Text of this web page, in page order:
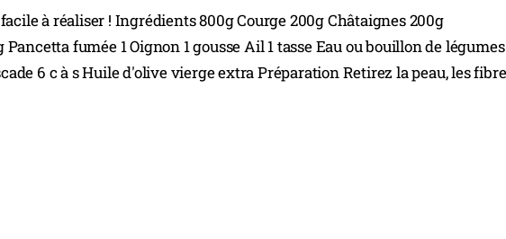
à réaliser ! Ingrédients 800g Courge 200g Châtaignes 200g
fumée 1 Oignon 1 gousse Ail 1 tasse Eau ou bouillon de légumes
6 c à s Huile d'olive vierge extra Préparation Retirez la peau, les